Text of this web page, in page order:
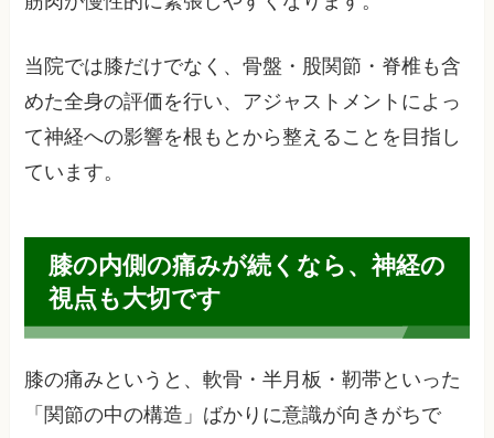
当院では膝だけでなく、骨盤・股関節・脊椎も含
めた全身の評価を行い、アジャストメントによっ
て神経への影響を根もとから整えることを目指し
ています。
膝の内側の痛みが続くなら、神経の
視点も大切です
膝の痛みというと、軟骨・半月板・靭帯といった
「関節の中の構造」ばかりに意識が向きがちで